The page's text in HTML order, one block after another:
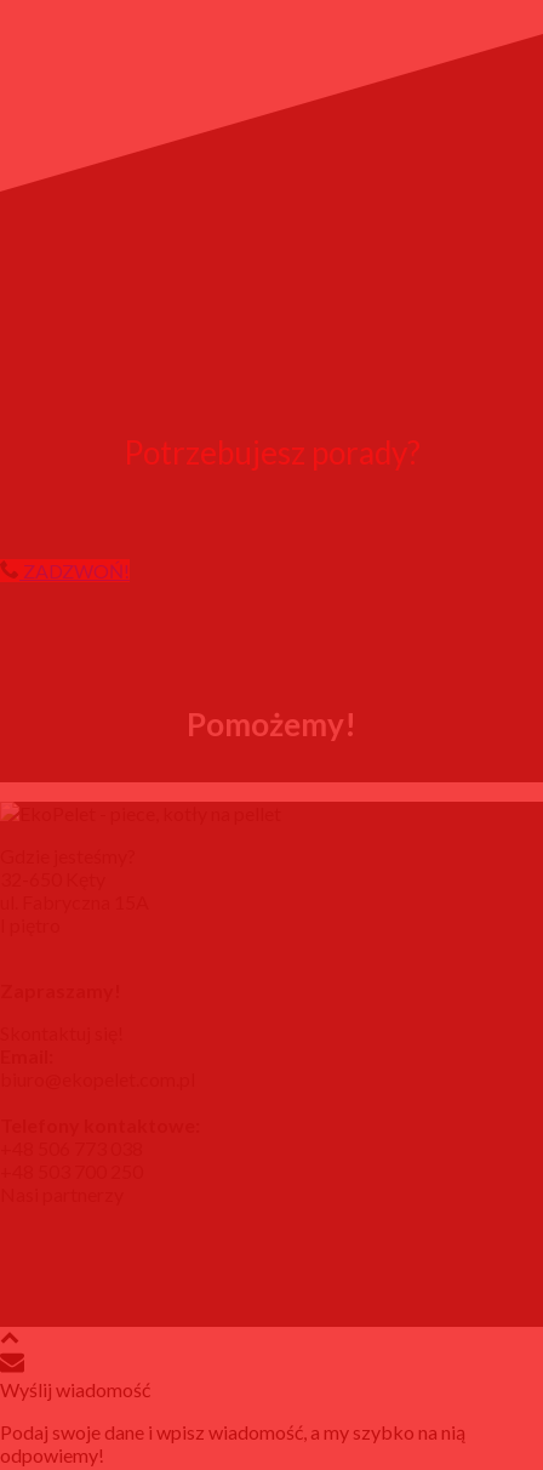
Potrzebujesz porady?
ZADZWOŃ!
Pomożemy!
Wyślij wiadomość
Podaj swoje dane i wpisz wiadomość, a my szybko na nią
odpowiemy!